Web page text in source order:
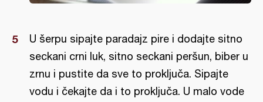
U šerpu sipajte paradajz pire i dodajte sitno
seckani crni luk, sitno seckani peršun, biber u
zrnu i pustite da sve to proključa. Sipajte
vodu i čekajte da i to proključa. U malo vode